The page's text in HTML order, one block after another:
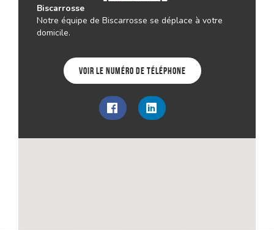
Biscarrosse
Notre équipe de Biscarrosse se déplace à votre
domicile.
Voir le numéro de téléphone